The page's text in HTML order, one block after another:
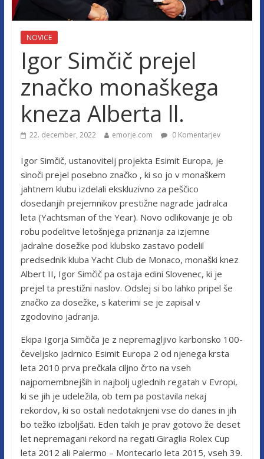
NOVICE
Igor Simčič prejel
značko monaškega
kneza Alberta ll.
22. december, 2022 emorje.com 0 Komentarjev
Igor Simčič, ustanovitelj projekta Esimit Europa, je
sinoči prejel posebno značko , ki so jo v monaškem
jahtnem klubu izdelali ekskluzivno za peščico
dosedanjih prejemnikov prestižne nagrade jadralca
leta (Yachtsman of the Year). Novo odlikovanje je ob
robu podelitve letošnjega priznanja za izjemne
jadralne dosežke pod klubsko zastavo podelil
predsednik kluba Yacht Club de Monaco, monaški knez
Albert II, Igor Simčič pa ostaja edini Slovenec, ki je
prejel ta prestižni naslov. Odslej si bo lahko pripel še
značko za dosežke, s katerimi se je zapisal v
zgodovino jadranja.
Ekipa Igorja Simčiča je z nepremagljivo karbonsko 100-
čeveljsko jadrnico Esimit Europa 2 od njenega krsta
leta 2010 prva prečkala ciljno črto na vseh
najpomembnejših in najbolj uglednih regatah v Evropi,
ki se jih je udeležila, ob tem pa postavila nekaj
rekordov, ki so ostali nedotaknjeni vse do danes in jih
bo težko izboljšati. Eden takih je prav gotovo že deset
let nepremagani rekord na regati Giraglia Rolex Cup
leta 2012 ali Palermo – Montecarlo leta 2015, vseh 39.